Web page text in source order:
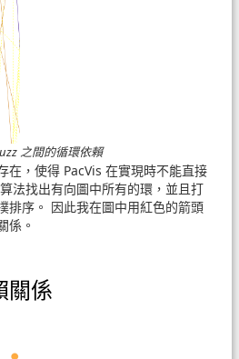
之間的循環依賴
在，使得 PacVis 在實現時不能直接
法找出有向圖中所有的環，並且打
排序。 因此我在圖中用紅色的箭頭
係。
關係